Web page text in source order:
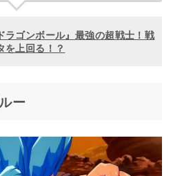
ラゴンボール』最強の超戦士！戦
を上回る！？
ー